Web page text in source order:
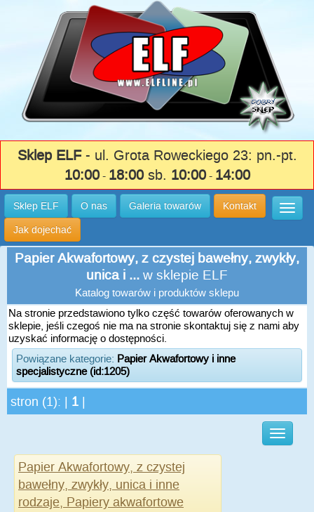
Sklep ELF- ul. Grota Roweckiego 23: pn.-pt.
10:00- 18:00sb. 10:00- 14:00
Sklep ELF O nas Galeria towarów Kontakt
Jak dojechać
Papier Akwafortowy, z czystej bawełny, zwykły,
unica i ... w sklepie ELF
Katalog towarów i produktów sklepu
Na stronie przedstawiono tylko część towarów oferowanych w
sklepie, jeśli czegoś nie ma na stronie skontaktuj się z nami aby
uzyskać informację o dostępności.
Powiązane kategorie: Papier Akwafortowy i inne
specjalistyczne (id:1205)
stron (1): | 1
Papier Akwafortowy, z czystej
bawełny, zwykły, unica i inne
rodzaje, Papiery akwafortowe